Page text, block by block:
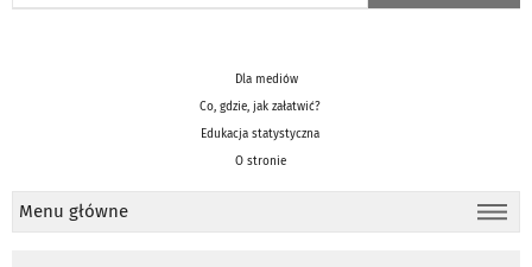
Dla mediów
Co, gdzie, jak załatwić?
Edukacja statystyczna
O stronie
Menu główne